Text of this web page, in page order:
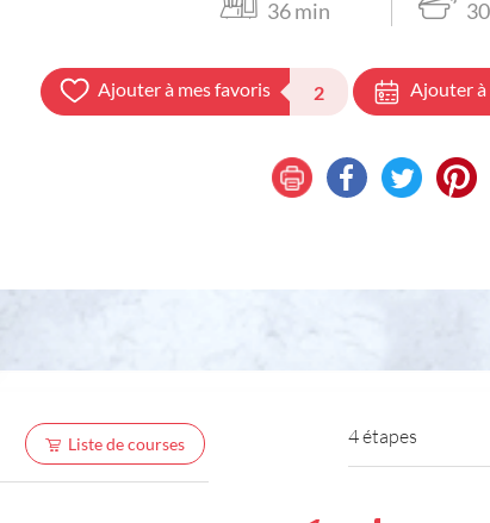
36min 30
Ajouter à mes favoris 2 Ajouter à
Liste de courses 4 étapes